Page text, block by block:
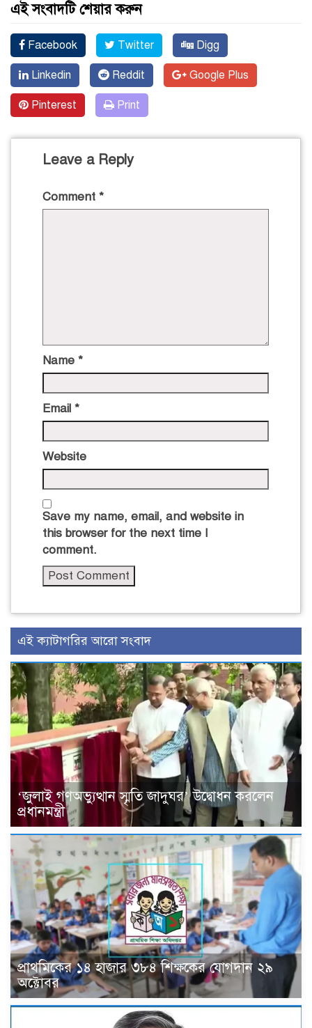
এই সংবাদটি শেয়ার করুন
Facebook Twitter Digg
Linkedin Reddit Google Plus
Pinterest Print
Leave a Reply
Comment *
Name *
Email *
Website
Save my name, email, and website in
this browser for the next time I
comment.
এই ক্যাটাগরির আরো সংবাদ
‘জুলাই গণঅভ্যুত্থান স্মৃতি জাদুঘর’ উদ্বোধন করলেন
প্রধানমন্ত্রী
প্রাথমিকের ১৪ হাজার ৩৮৪ শিক্ষকের যোগদান ২৯
অক্টোবর